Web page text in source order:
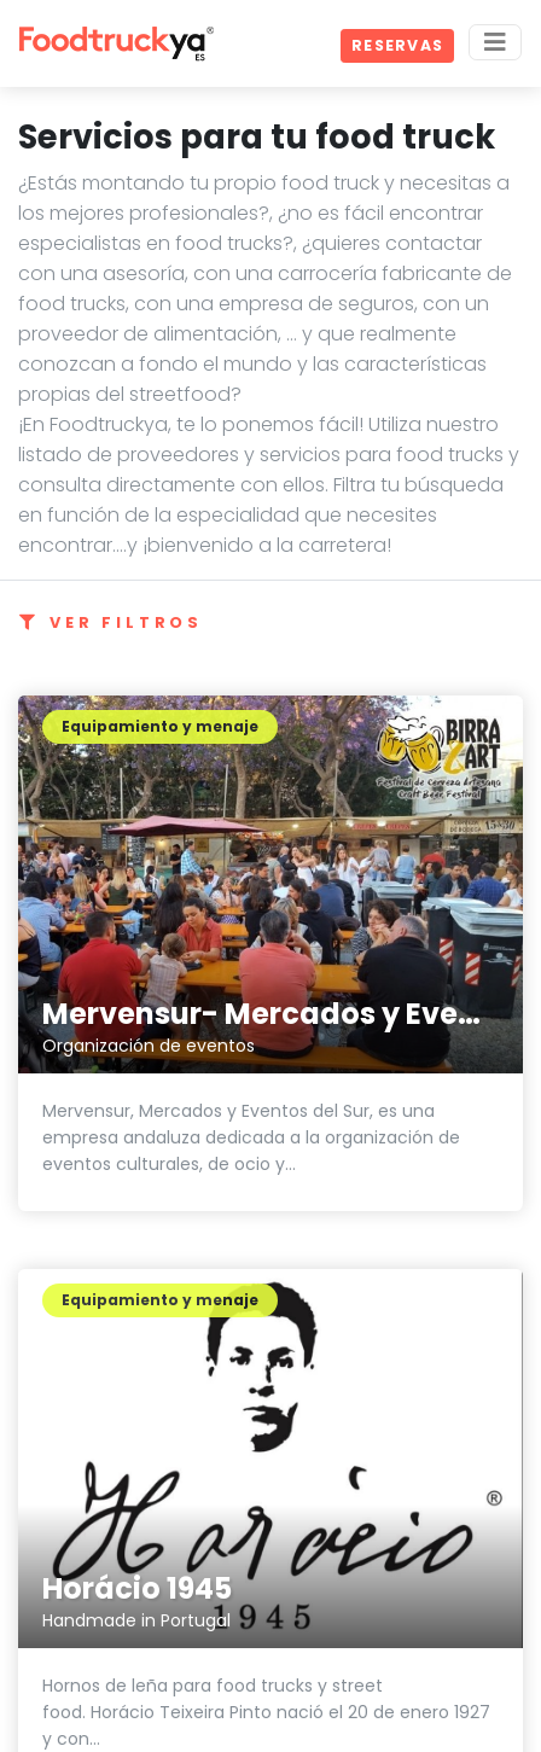
RESERVAS
Servicios para tu food truck
¿Estás montando tu propio food truck y necesitas a
los mejores profesionales?, ¿no es fácil encontrar
especialistas en food trucks?, ¿quieres contactar
con una asesoría, con una carrocería fabricante de
food trucks, con una empresa de seguros, con un
proveedor de alimentación, … y que realmente
conozcan a fondo el mundo y las características
propias del streetfood?
¡En Foodtruckya, te lo ponemos fácil! Utiliza nuestro
listado de proveedores y servicios para food trucks y
consulta directamente con ellos. Filtra tu búsqueda
en función de la especialidad que necesites
encontrar....y ¡bienvenido a la carretera!
VER FILTROS
Mervensur- Mercados y Eventos Sur
Organización de eventos
Equipamiento y menaje
Mervensur, Mercados y Eventos del Sur, es una
empresa andaluza dedicada a la organización de
eventos culturales, de ocio y...
Horácio 1945
Handmade in Portugal
Equipamiento y menaje
Hornos de leña para food trucks y street
food. Horácio Teixeira Pinto nació el 20 de enero 1927
y con...